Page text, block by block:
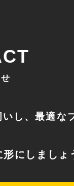
し、最適な
にしましょ